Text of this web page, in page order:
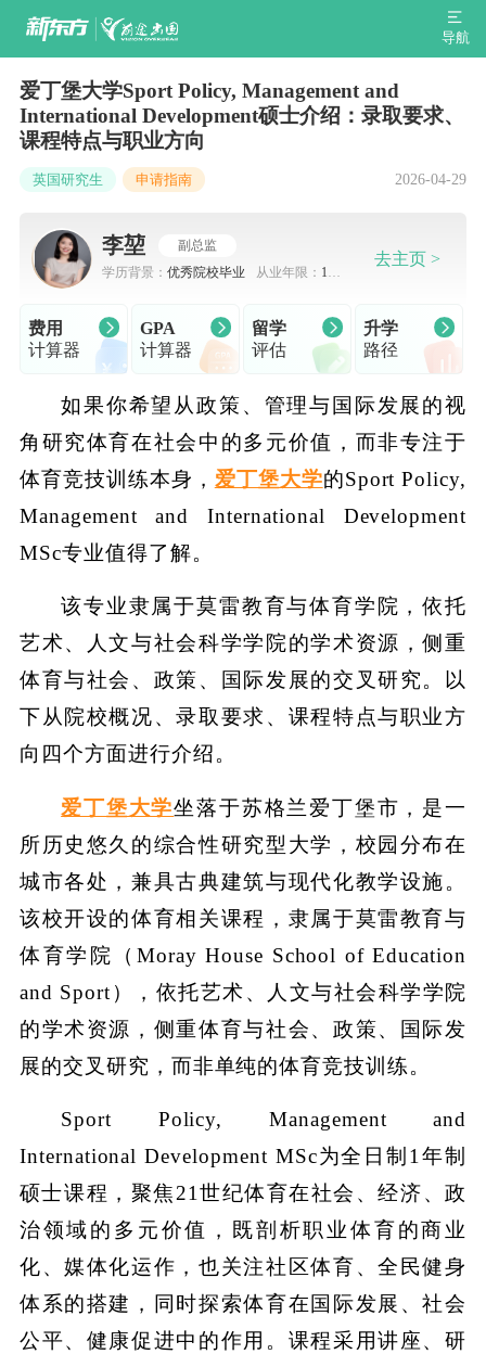
导航
爱丁堡大学Sport Policy, Management and
International Development硕士介绍：录取要求、
课程特点与职业方向
英国研究生 申请指南 2026-04-29
李堃
副总监
学历背景： 优秀院校毕业 从业年限： 10-
去主页 >
费用
计算器
GPA
计算器
留学
评估
升学
路径
如果你希望从政策、管理与国际发展的视
角研究体育在社会中的多元价值，而非专注于
体育竞技训练本身， 爱丁堡大学的Sport Policy,
Management and International Development
MSc专业值得了解。
该专业隶属于莫雷教育与体育学院，依托
艺术、人文与社会科学学院的学术资源，侧重
体育与社会、政策、国际发展的交叉研究。以
下从院校概况、录取要求、课程特点与职业方
向四个方面进行介绍。
爱丁堡大学坐落于苏格兰爱丁堡市，是一
所历史悠久的综合性研究型大学，校园分布在
城市各处，兼具古典建筑与现代化教学设施。
该校开设的体育相关课程，隶属于莫雷教育与
体育学院（Moray House School of Education
and Sport），依托艺术、人文与社会科学学院
的学术资源，侧重体育与社会、政策、国际发
展的交叉研究，而非单纯的体育竞技训练。
Sport Policy, Management and
International Development MSc为全日制1年制
硕士课程，聚焦21世纪体育在社会、经济、政
治领域的多元价值，既剖析职业体育的商业
化、媒体化运作，也关注社区体育、全民健身
体系的搭建，同时探索体育在国际发展、社会
公平、健康促进中的作用。课程采用讲座、研